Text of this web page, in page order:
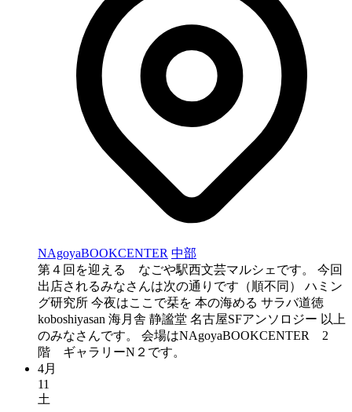
NAgoyaBOOKCENTER 中部
第４回を迎える なごや駅西文芸マルシェです。 今回
出店されるみなさんは次の通りです（順不同） ハミン
グ研究所 今夜はここで栞を 本の海める サラバ道徳
koboshiyasan 海月舎 静謐堂 名古屋SFアンソロジー 以上
のみなさんです。 会場はNAgoyaBOOKCENTER 2
階 ギャラリーN２です。
4月
11
土